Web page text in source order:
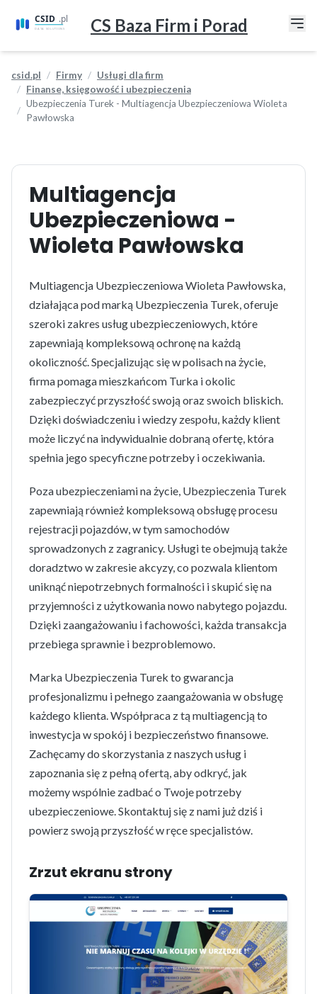
CS Baza Firm i Porad
csid.pl Firmy
Usługi dla firm
Finanse, księgowość i ubezpieczenia
Ubezpieczenia Turek - Multiagencja Ubezpieczeniowa Wioleta
Pawłowska
Multiagencja
Ubezpieczeniowa -
Wioleta Pawłowska
Multiagencja Ubezpieczeniowa Wioleta Pawłowska,
działająca pod marką Ubezpieczenia Turek, oferuje
szeroki zakres usług ubezpieczeniowych, które
zapewniają kompleksową ochronę na każdą
okoliczność. Specjalizując się w polisach na życie,
firma pomaga mieszkańcom Turka i okolic
zabezpieczyć przyszłość swoją oraz swoich bliskich.
Dzięki doświadczeniu i wiedzy zespołu, każdy klient
może liczyć na indywidualnie dobraną ofertę, która
spełnia jego specyficzne potrzeby i oczekiwania.
Poza ubezpieczeniami na życie, Ubezpieczenia Turek
zapewniają również kompleksową obsługę procesu
rejestracji pojazdów, w tym samochodów
sprowadzonych z zagranicy. Usługi te obejmują także
doradztwo w zakresie akcyzy, co pozwala klientom
uniknąć niepotrzebnych formalności i skupić się na
przyjemności z użytkowania nowo nabytego pojazdu.
Dzięki zaangażowaniu i fachowości, każda transakcja
przebiega sprawnie i bezproblemowo.
Marka Ubezpieczenia Turek to gwarancja
profesjonalizmu i pełnego zaangażowania w obsługę
każdego klienta. Współpraca z tą multiagencją to
inwestycja w spokój i bezpieczeństwo finansowe.
Zachęcamy do skorzystania z naszych usług i
zapoznania się z pełną ofertą, aby odkryć, jak
możemy wspólnie zadbać o Twoje potrzeby
ubezpieczeniowe. Skontaktuj się z nami już dziś i
powierz swoją przyszłość w ręce specjalistów.
Zrzut ekranu strony